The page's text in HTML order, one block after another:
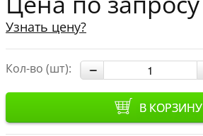
Узнать цену?
Кол-во (шт):
В КОРЗИНУ